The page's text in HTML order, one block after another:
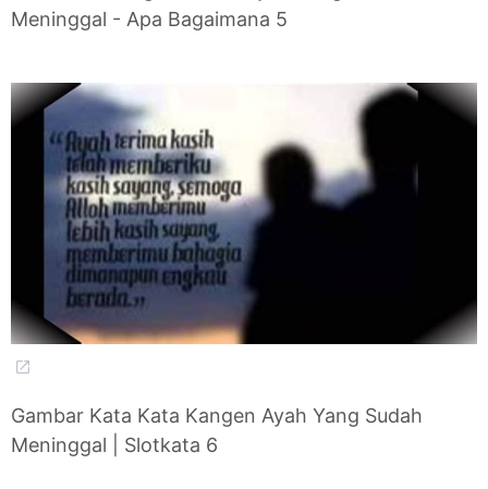
Meninggal - Apa Bagaimana 5
Gambar Kata Kata Kangen Ayah Yang Sudah
Meninggal | Slotkata 6